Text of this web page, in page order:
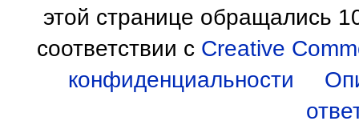
этой странице обращались
соответствии с Creative
конфиденциальности